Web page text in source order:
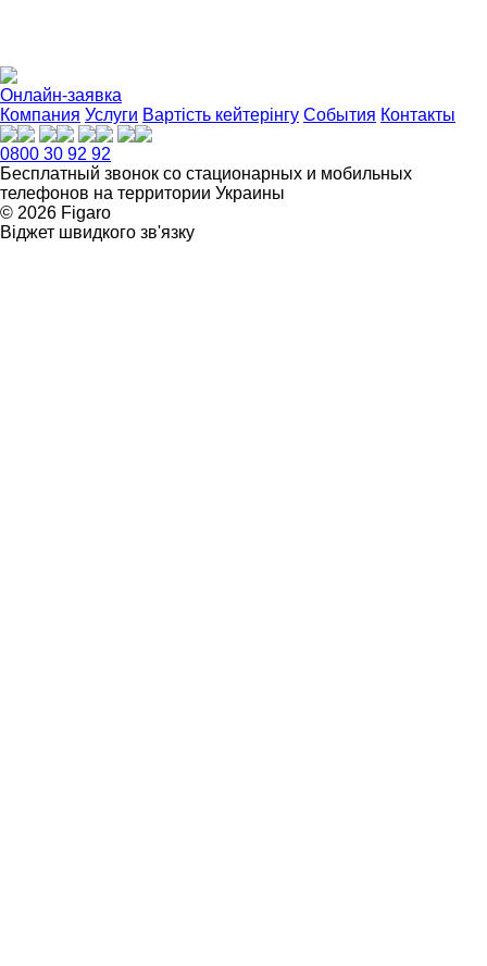
Онлайн-заявка
Компания Услуги Вартість кейтерінгу События Контакты
0800 30 92 92
Бесплатный звонок со стационарных и мобильных
телефонов на территории Украины
© 2026 Figarо
Віджет швидкого зв'язку